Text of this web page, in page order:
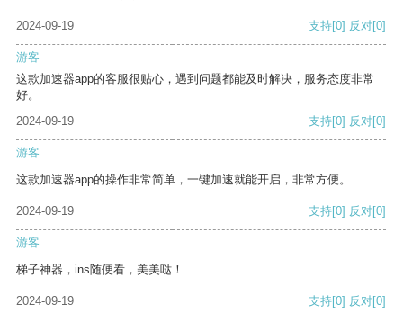
2024-09-19 支持[0] 反对[0]
游客
这款加速器app的客服很贴心，遇到问题都能及时解决，服务态度非常
好。
2024-09-19
支持[0] 反对[0]
游客
这款加速器app的操作非常简单，一键加速就能开启，非常方便。
2024-09-19 支持[0] 反对[0]
游客
梯子神器，ins随便看，美美哒！
2024-09-19 支持[0] 反对[0]